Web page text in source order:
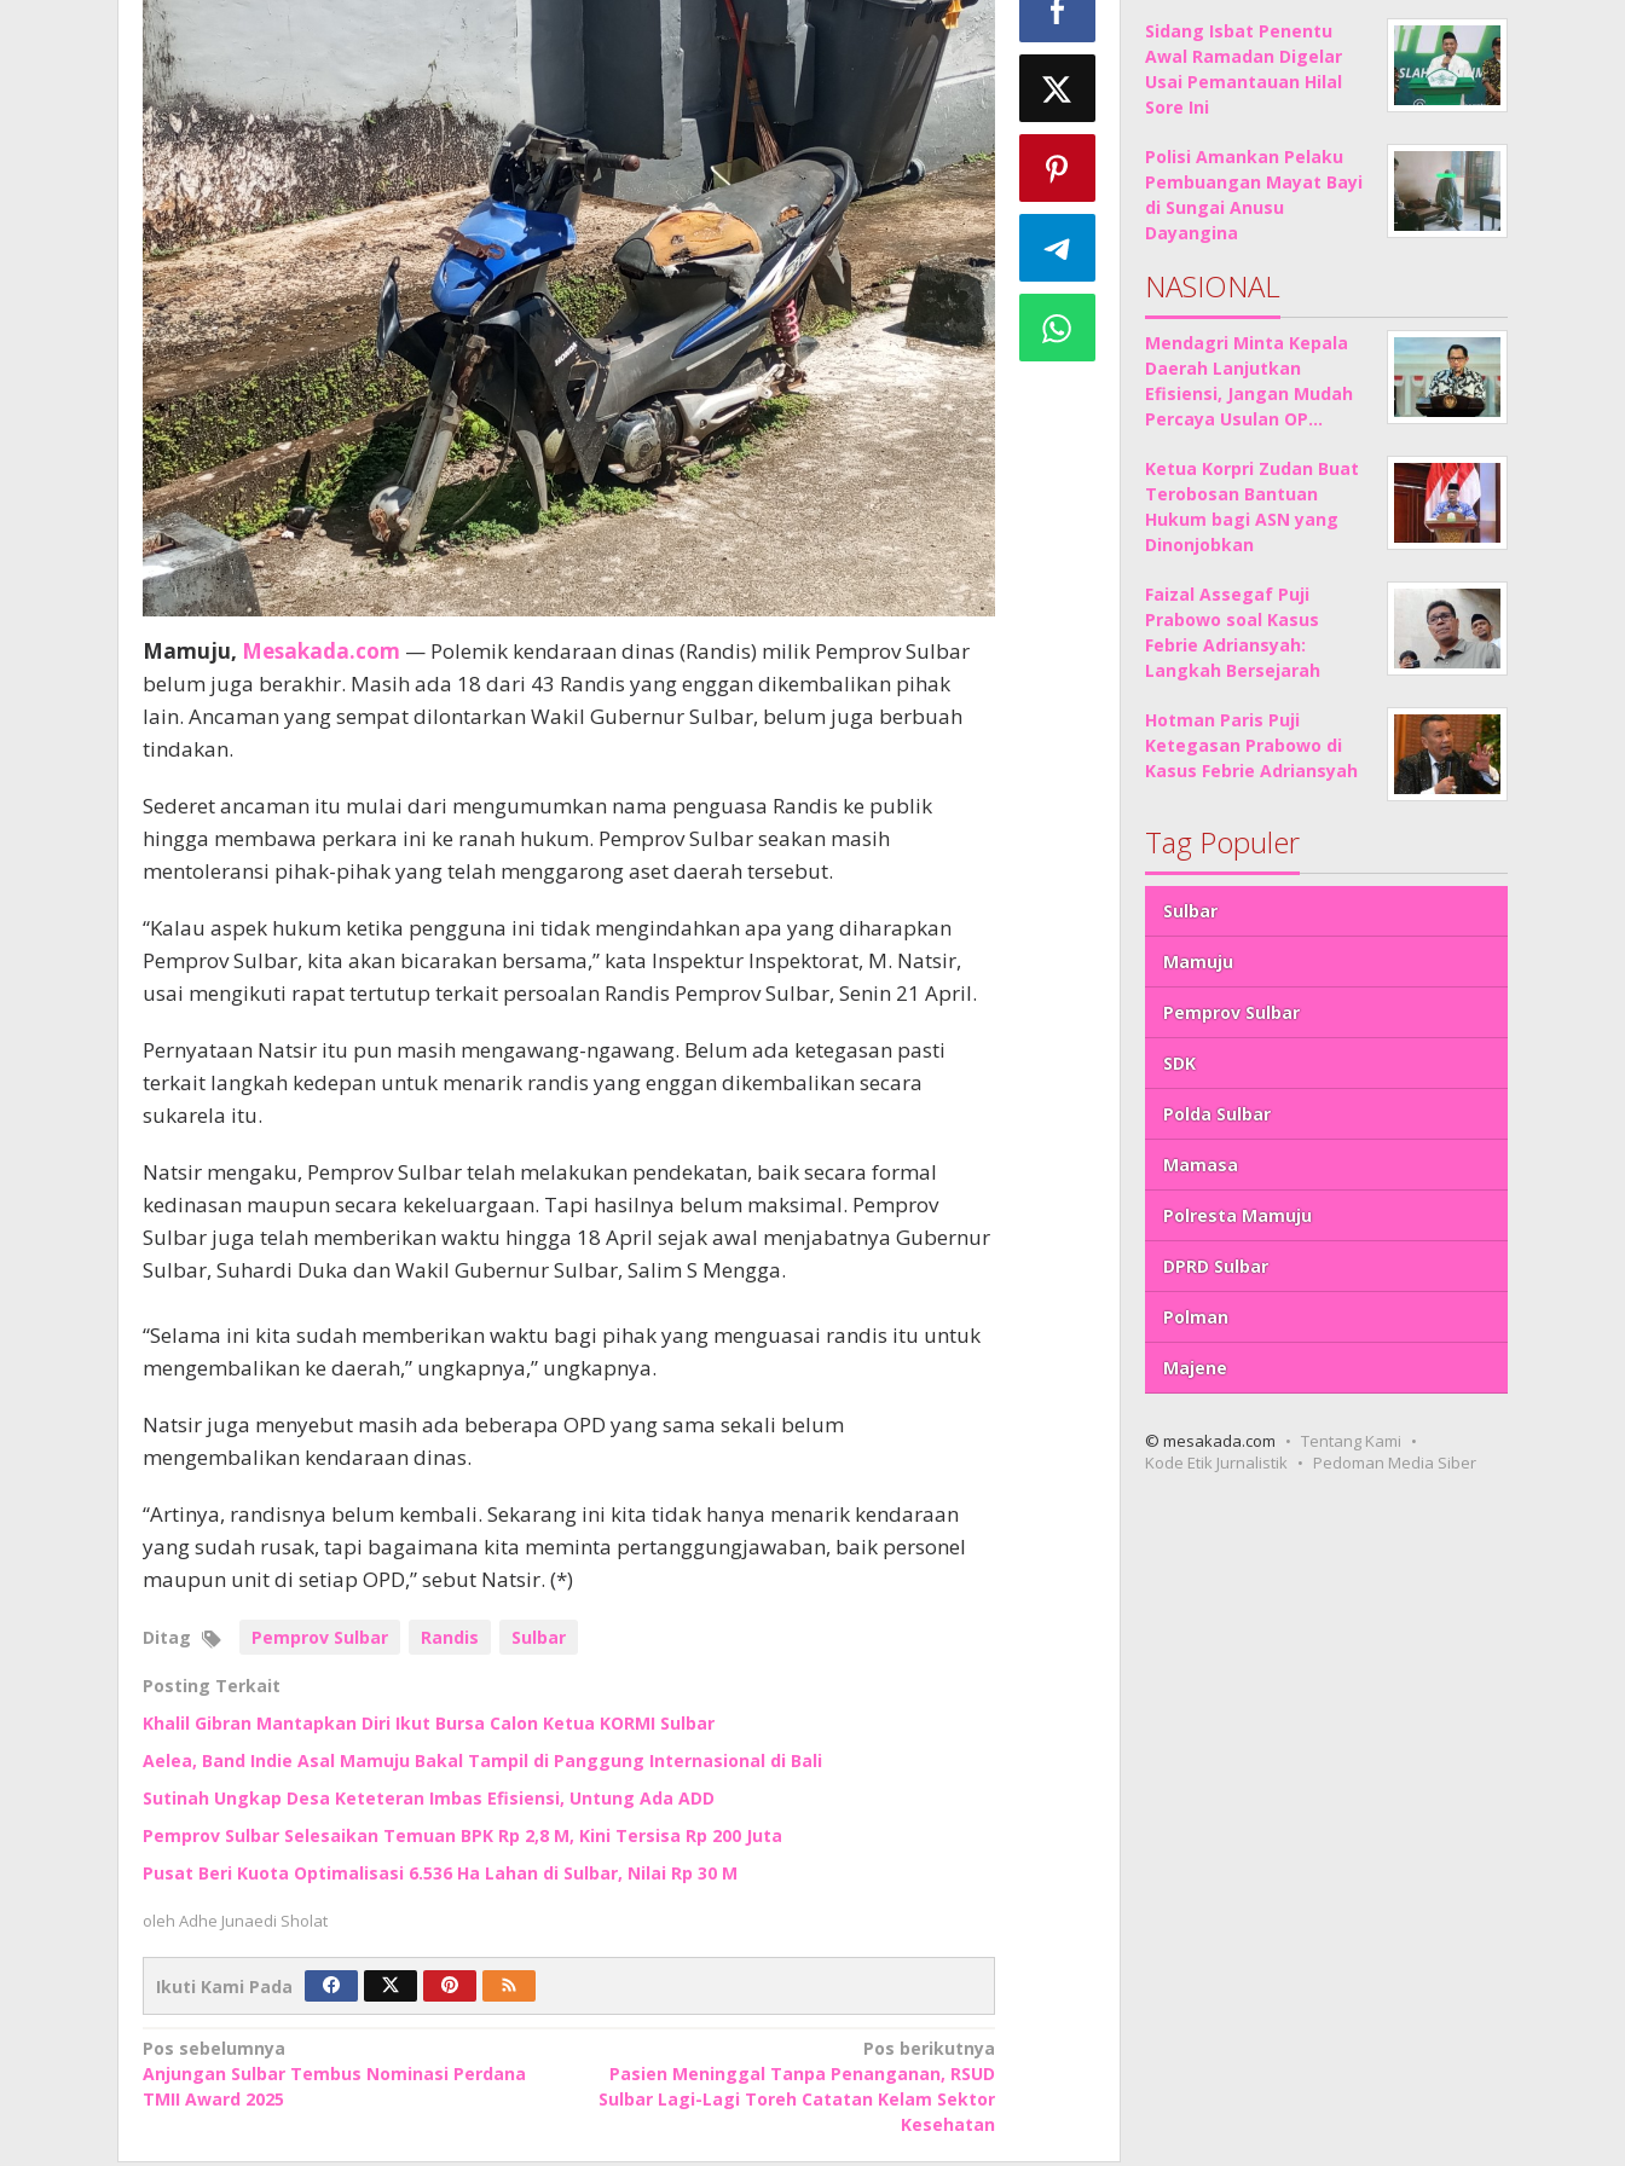
Mamuju, Mesakada.com — Polemik kendaraan dinas (Randis) milik Pemprov Sulbar
belum juga berakhir. Masih ada 18 dari 43 Randis yang enggan dikembalikan pihak
lain. Ancaman yang sempat dilontarkan Wakil Gubernur Sulbar, belum juga berbuah
tindakan.
Sederet ancaman itu mulai dari mengumumkan nama penguasa Randis ke publik
hingga membawa perkara ini ke ranah hukum. Pemprov Sulbar seakan masih
mentoleransi pihak-pihak yang telah menggarong aset daerah tersebut.
“Kalau aspek hukum ketika pengguna ini tidak mengindahkan apa yang diharapkan
Pemprov Sulbar, kita akan bicarakan bersama,” kata Inspektur Inspektorat, M. Natsir,
usai mengikuti rapat tertutup terkait persoalan Randis Pemprov Sulbar, Senin 21 April.
Pernyataan Natsir itu pun masih mengawang-ngawang. Belum ada ketegasan pasti
terkait langkah kedepan untuk menarik randis yang enggan dikembalikan secara
sukarela itu.
Natsir mengaku, Pemprov Sulbar telah melakukan pendekatan, baik secara formal
kedinasan maupun secara kekeluargaan. Tapi hasilnya belum maksimal. Pemprov
Sulbar juga telah memberikan waktu hingga 18 April sejak awal menjabatnya Gubernur
Sulbar, Suhardi Duka dan Wakil Gubernur Sulbar, Salim S Mengga.
“Selama ini kita sudah memberikan waktu bagi pihak yang menguasai randis itu untuk
mengembalikan ke daerah,” ungkapnya,” ungkapnya.
Natsir juga menyebut masih ada beberapa OPD yang sama sekali belum
mengembalikan kendaraan dinas.
“Artinya, randisnya belum kembali. Sekarang ini kita tidak hanya menarik kendaraan
yang sudah rusak, tapi bagaimana kita meminta pertanggungjawaban, baik personel
maupun unit di setiap OPD,” sebut Natsir. (*)
Ditag Pemprov Sulbar Randis Sulbar
Posting Terkait
Khalil Gibran Mantapkan Diri Ikut Bursa Calon Ketua KORMI Sulbar
Aelea, Band Indie Asal Mamuju Bakal Tampil di Panggung Internasional di Bali
Sutinah Ungkap Desa Keteteran Imbas Efisiensi, Untung Ada ADD
Pemprov Sulbar Selesaikan Temuan BPK Rp 2,8 M, Kini Tersisa Rp 200 Juta
Pusat Beri Kuota Optimalisasi 6.536 Ha Lahan di Sulbar, Nilai Rp 30 M
oleh Adhe Junaedi Sholat
Ikuti Kami Pada
Navigasi
pos
Pos sebelumnya
Anjungan Sulbar Tembus Nominasi Perdana
TMII Award 2025
Pos berikutnya
Pasien Meninggal Tanpa Penanganan, RSUD
Sulbar Lagi-Lagi Toreh Catatan Kelam Sektor
Kesehatan
Sidang Isbat Penentu
Awal Ramadan Digelar
Usai Pemantauan Hilal
Sore Ini
Polisi Amankan Pelaku
Pembuangan Mayat Bayi
di Sungai Anusu
Dayangina
NASIONAL
Mendagri Minta Kepala
Daerah Lanjutkan
Efisiensi, Jangan Mudah
Percaya Usulan OP…
Ketua Korpri Zudan Buat
Terobosan Bantuan
Hukum bagi ASN yang
Dinonjobkan
Faizal Assegaf Puji
Prabowo soal Kasus
Febrie Adriansyah:
Langkah Bersejarah
Hotman Paris Puji
Ketegasan Prabowo di
Kasus Febrie Adriansyah
Tag Populer
Sulbar
Mamuju
Pemprov Sulbar
SDK
Polda Sulbar
Mamasa
Polresta Mamuju
DPRD Sulbar
Polman
Majene
© mesakada.com
Tentang Kami
Kode Etik Jurnalistik
Pedoman Media Siber